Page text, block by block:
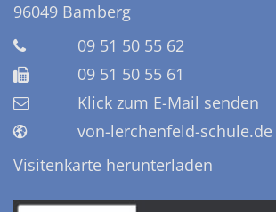
96049 Bamberg
09 51 50 55 62
09 51 50 55 61
Klick zum E-Mail senden
von-lerchenfeld-schule.de
Visitenkarte herunterladen